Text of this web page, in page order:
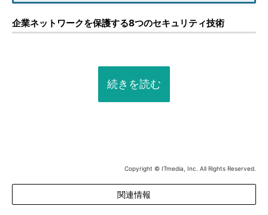
企業ネットワークを保護する8つのセキュリティ技術
続きを読む
Copyright © ITmedia, Inc. All Rights Reserved.
関連情報